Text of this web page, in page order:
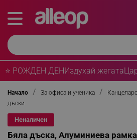
⭐ РОЖДЕН ДЕНИздухай жегата
Начало За офиса и ученика
дъски
Неналичен
Бяла дъска, Алуминиева